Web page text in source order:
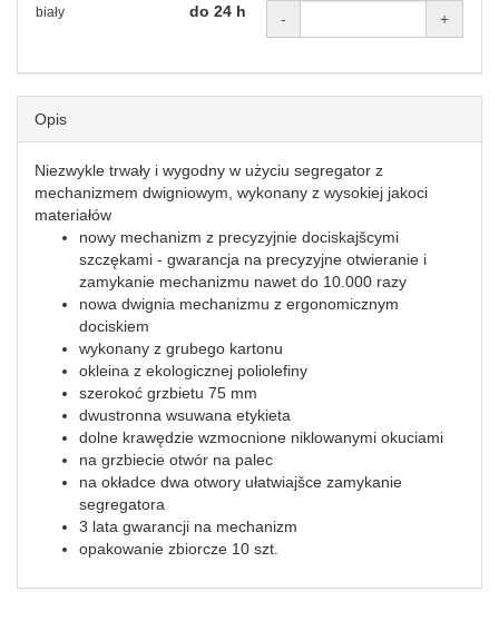
biały do 24 h - +
Opis
Niezwykle trwały i wygodny w użyciu segregator z
mechanizmem dwigniowym, wykonany z wysokiej jakoci
materiałów
nowy mechanizm z precyzyjnie dociskajšcymi
szczękami - gwarancja na precyzyjne otwieranie i
zamykanie mechanizmu nawet do 10.000 razy
nowa dwignia mechanizmu z ergonomicznym
dociskiem
wykonany z grubego kartonu
okleina z ekologicznej poliolefiny
szerokoć grzbietu 75 mm
dwustronna wsuwana etykieta
dolne krawędzie wzmocnione niklowanymi okuciami
na grzbiecie otwór na palec
na okładce dwa otwory ułatwiajšce zamykanie
segregatora
3 lata gwarancji na mechanizm
opakowanie zbiorcze 10 szt.